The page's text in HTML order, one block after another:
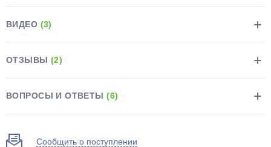
ВИДЕО (3)
ОТЗЫВЫ (2)
ВОПРОСЫ И ОТВЕТЫ(6)
Сообщить о поступлении